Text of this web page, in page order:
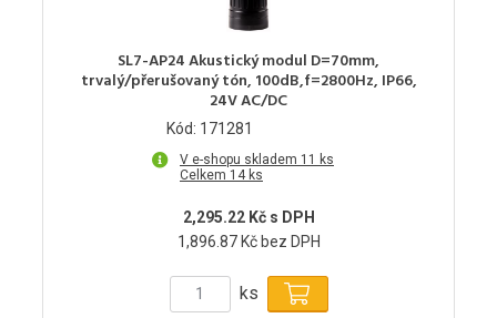
SL7-AP24 Akustický modul D=70mm,
trvalý/přerušovaný tón, 100dB,f=2800Hz, IP66,
24V AC/DC
Kód: 171281
V e-shopu skladem 11 ks
Celkem 14 ks
2,295.22 Kč s DPH
1,896.87 Kč bez DPH
ks